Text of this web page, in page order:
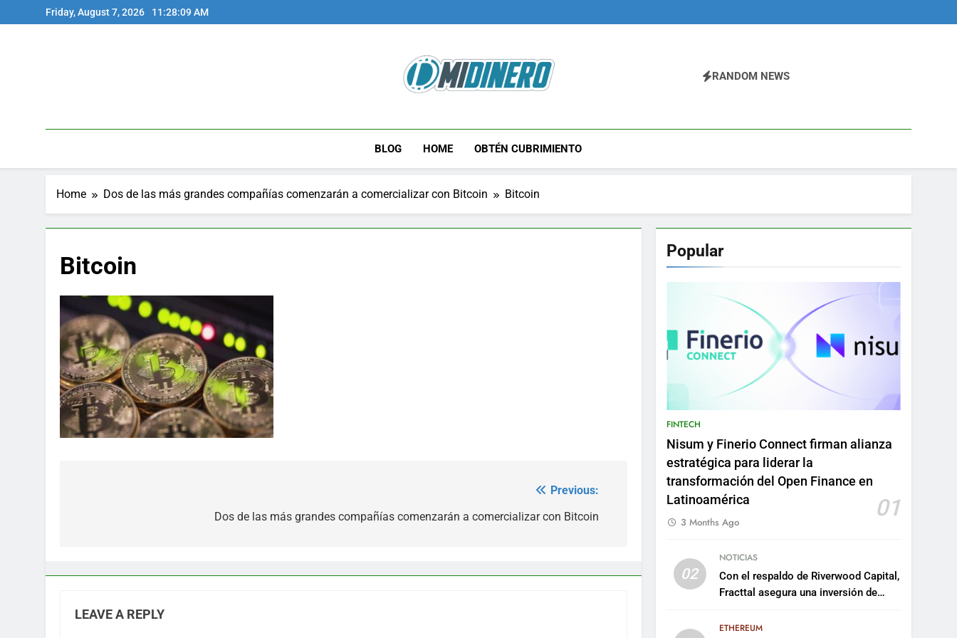
to
Friday, August 7, 2026 11:28:09 AM
Midinero.co
RANDOM NEWS
BLOG HOME OBTÉN CUBRIMIENTO
Home Dos de las más grandes compañías comenzarán a comercializar con Bitcoin Bitcoin
Bitcoin
Previous:
Dos de las más grandes compañías comenzarán a comercializar con Bitcoin
LEAVE A REPLY
Popular
FINTECH
Nisum y Finerio Connect firman alianza
estratégica para liderar la
transformación del Open Finance en
Latinoamérica
01
3 Months Ago
02
NOTICIAS
Con el respaldo de Riverwood Capital,
Fracttal asegura una inversión de
plataforma
ETHEREUM